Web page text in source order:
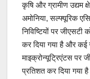
कृषि और ग्रामीण उद्यम
अमोनिया, सल्फ्यूरिक
निविष्टियों पर
कर दिया गया है और
माइक्रोन्यूट्रिएंटस पर
प्रतिशत कर दिया गया